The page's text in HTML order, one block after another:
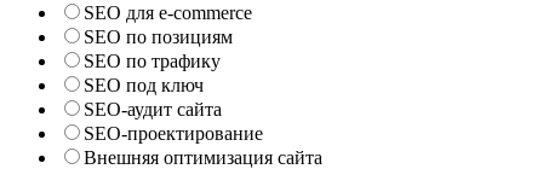
SEO для e-commerce
SEO по позициям
SEO по трафику
SEO под ключ
SEO-аудит сайта
SEO-проектирование
Внешняя оптимизация сайта